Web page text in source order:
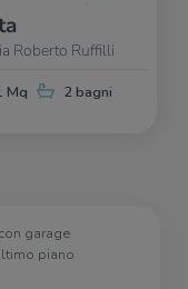
Roberto Ruffilli
Mq 2 bagni
con garage
piano